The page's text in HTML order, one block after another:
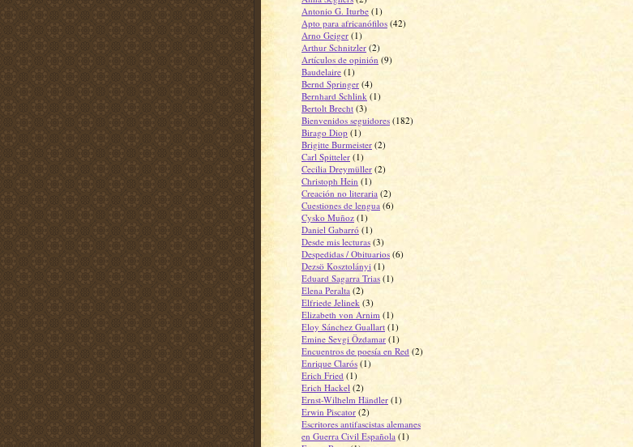
Antonio G. Iturbe (1)
Apto para africanófilos (42)
Arno Geiger (1)
Arthur Schnitzler (2)
Artículos de opinión (9)
Baudelaire (1)
Bernd Springer (4)
Bernhard Schlink (1)
Bertolt Brecht (3)
Bienvenidos seguidores (182)
Birago Diop (1)
Brigitte Burmeister (2)
Carl Spitteler (1)
Cecilia Dreymüller (2)
Christoph Hein (1)
Creación no literaria (2)
Cuestiones de lengua (6)
Cysko Muñoz (1)
Daniel Gabarró (1)
Desde mis lecturas (3)
Despedidas / Obituarios (6)
Dezsö Kosztolányi (1)
Eduard Sagarra Trias (1)
Elena Peralta (2)
Elfriede Jelinek (3)
Elizabeth von Arnim (1)
Eloy Sánchez Guallart (1)
Emine Sevgi Özdamar (1)
Encuentros de poesía en Red (2)
Enrique Clarós (1)
Erich Fried (1)
Erich Hackel (2)
Ernst-Wilhelm Händler (1)
Erwin Piscator (2)
Escritores antifascistas alemanes
en Guerra Civil Española (1)